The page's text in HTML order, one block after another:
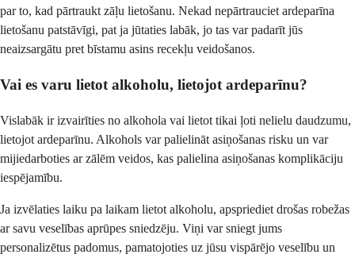
par to, kad pārtraukt zāļu lietošanu. Nekad nepārtrauciet ardeparīna
lietošanu patstāvīgi, pat ja jūtaties labāk, jo tas var padarīt jūs
neaizsargātu pret bīstamu asins recekļu veidošanos.
Vai es varu lietot alkoholu, lietojot ardeparīnu?
Vislabāk ir izvairīties no alkohola vai lietot tikai ļoti nelielu daudzumu,
lietojot ardeparīnu. Alkohols var palielināt asiņošanas risku un var
mijiedarboties ar zālēm veidos, kas palielina asiņošanas komplikāciju
iespējamību.
Ja izvēlaties laiku pa laikam lietot alkoholu, apspriediet drošas robežas
ar savu veselības aprūpes sniedzēju. Viņi var sniegt jums
personalizētus padomus, pamatojoties uz jūsu vispārējo veselību un